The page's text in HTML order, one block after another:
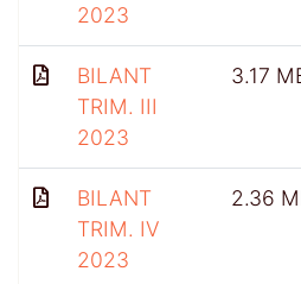
2023
BILANT
TRIM. III
2023
3.17
BILANT
TRIM. IV
2023
2.36